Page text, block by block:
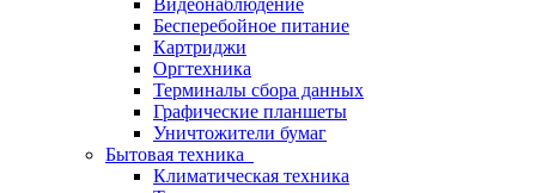
Видеонаблюдение
Бесперебойное питание
Картриджи
Оргтехника
Терминалы сбора данных
Графические планшеты
Уничтожители бумаг
Бытовая техника
Климатическая техника